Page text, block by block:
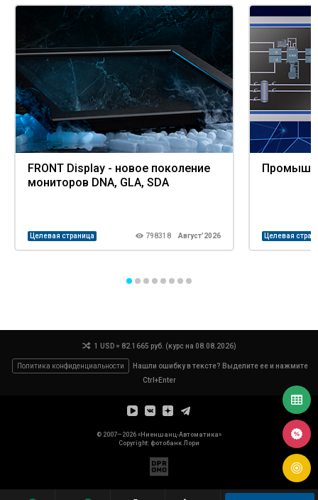
FRONT Display - новое поколение
мониторов DNA, GLA, SDA
Целевая страница 798318 Август’2026 Целевая
1 USD = 82.1665 руб. (курс на 08.08.2026)
Политика конфиденциальности
Нашли ошибку в тексте? Выделите ее и нажмите
Ctrl+Enter
© 2007—2026 «Ниеншанц-Автоматика»
Copyright: фотобанк Лори